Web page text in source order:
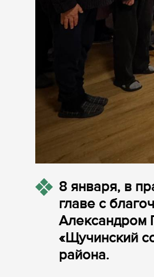
8 января, в
главе с
Александром
«Щучинский
района.